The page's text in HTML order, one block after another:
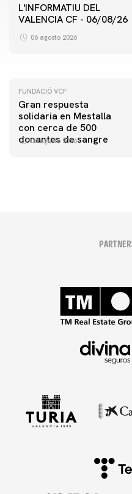
L'INFORMATIU DEL
VALENCIA CF - 06/08/26
06 agosto 2026
PRIMER EQUIPO
ENTRENAMIENTO DEL
FUNDACIÓ VCF
Gran respuesta
solidaria en Mestalla
con cerca de 500
donantes de sangre
06 agosto 2026